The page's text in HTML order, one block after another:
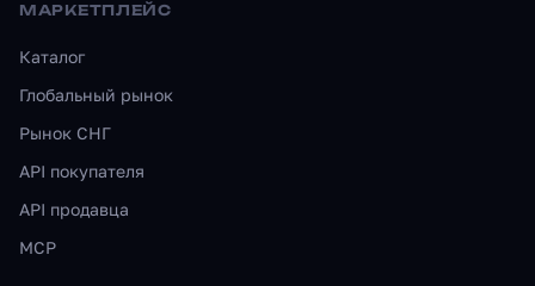
МАРКЕТПЛЕЙС
Каталог
Глобальный рынок
Рынок СНГ
API покупателя
API продавца
MCP